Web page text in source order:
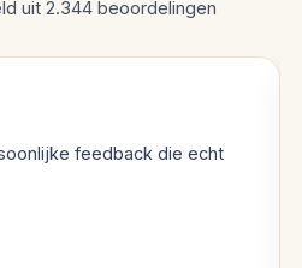
uit 2.344 beoordelingen
feedback die echt